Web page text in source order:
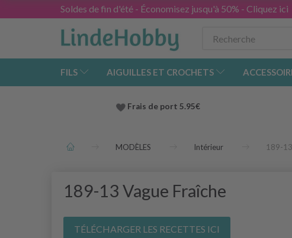
Soldes de fin d'été - Économisez jusqu'à 50% - Cliquez ici
FILS AIGUILLES ET CROCHETS
Frais de port 5.95€
MODÈLES Intérieur 189-
189-13 Vague Fraîche
TÉLÉCHARGER LES RECETTES ICI